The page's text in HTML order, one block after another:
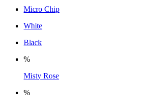
Micro Chip
White
Black
%
Misty Rose
%